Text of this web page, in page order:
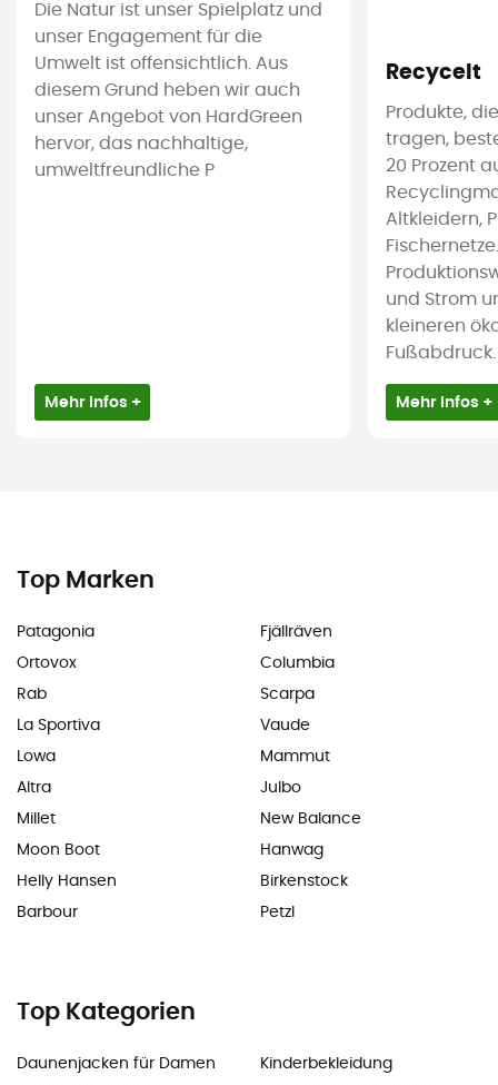
Die Natur ist unser Spielplatz und
unser Engagement für die
Umwelt ist offensichtlich. Aus
diesem Grund heben wir auch
unser Angebot von HardGreen
hervor, das nachhaltige,
umweltfreundliche P
Mehr Infos +
Recycelt
Produkte,
tragen,
20 Prozent
Altkleidern,
und Strom
kleineren
Fußabdruck.
Mehr Infos +
Top Marken
Patagonia
Ortovox
Rab
La Sportiva
Lowa
Altra
Millet
Moon Boot
Helly Hansen
Barbour
Fjällräven
Columbia
Scarpa
Vaude
Mammut
Julbo
New Balance
Hanwag
Birkenstock
Petzl
Top Kategorien
Daunenjacken für Damen
Kinderbekleidung